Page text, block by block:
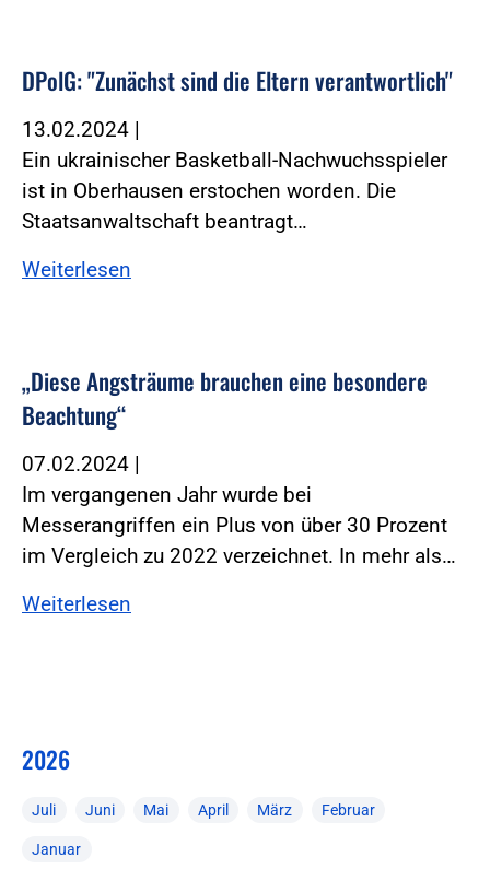
DPolG: "Zunächst sind die Eltern verantwortlich"
13.02.2024 |
Ein ukrainischer Basketball-Nachwuchsspieler
ist in Oberhausen erstochen worden. Die
Staatsanwaltschaft beantragt…
Weiterlesen
„Diese Angsträume brauchen eine besondere
Beachtung“
07.02.2024 |
Im vergangenen Jahr wurde bei
Messerangriffen ein Plus von über 30 Prozent
im Vergleich zu 2022 verzeichnet. In mehr als…
Weiterlesen
2026
Juli Juni Mai April März Februar
Januar